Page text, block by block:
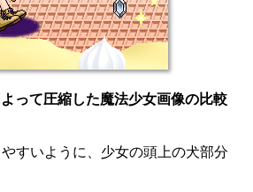
って圧縮した魔法少女画像の比較
すいように、少女の頭上の犬部分